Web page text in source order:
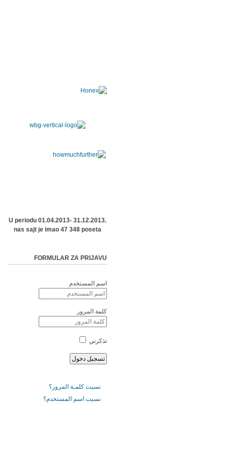
U periodu 01.04.2013- 31.12.2013.
nas sajt je imao 47 348 poseta
FORMULAR ZA PRIJAVU
اسم المستخدم
كلمة المرور
تذكرني
نسيت كلمـة المرور؟
نسيت اسم المستخدم؟